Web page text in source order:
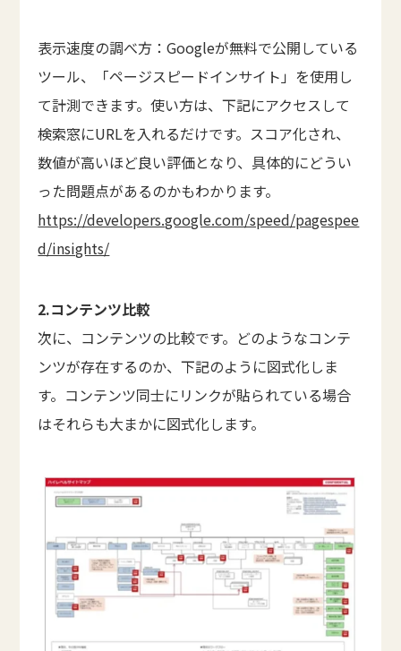
表示速度の調べ方：Googleが無料で公開している
ツール、「ページスピードインサイト」を使用し
て計測できます。使い方は、下記にアクセスして
検索窓にURLを入れるだけです。スコア化され、
数値が高いほど良い評価となり、具体的にどうい
った問題点があるのかもわかります。
https://developers.google.com/speed/pagespee
d/insights/
2.コンテンツ比較
次に、コンテンツの比較です。どのようなコンテ
ンツが存在するのか、下記のように図式化しま
す。コンテンツ同士にリンクが貼られている場合
はそれらも大まかに図式化します。